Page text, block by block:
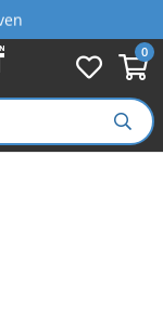
0
€99